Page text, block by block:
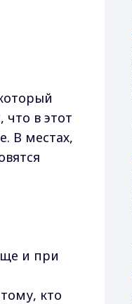
что в этот
В местах,
и при
кто